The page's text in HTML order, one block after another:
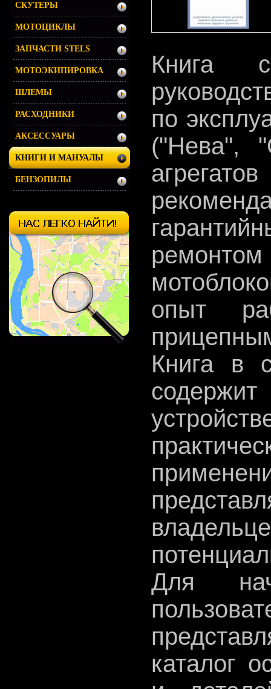
Книга
по
("Нева",
ремонтом
опыт
Книга в
Для
каталог
СКУТЕРЫ
МОТОЦИКЛЫ
ЗАПЧАСТИ STELS
МОТОЭКИПИРОВКА
ШЛЕМЫ
РАСХОДНИКИ
АКСЕССУАРЫ
КНИГИ И МАНУАЛЫ
БЕНЗОПИЛЫ